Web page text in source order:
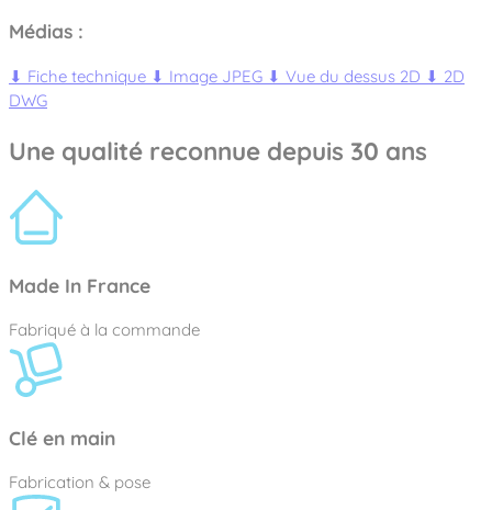
Médias :
⬇ Fiche technique ⬇ Image JPEG ⬇ Vue du dessus 2D ⬇ 2D
DWG
Une qualité reconnue depuis 30 ans
Made In France
Fabriqué à la commande
Clé en main
Fabrication & pose